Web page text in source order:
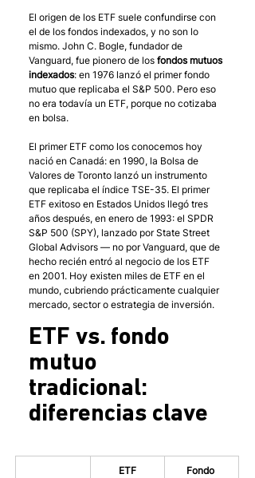
El origen de los ETF suele confundirse con
el de los fondos indexados, y no son lo
mismo. John C. Bogle, fundador de
Vanguard, fue pionero de los fondos mutuos
indexados: en 1976 lanzó el primer fondo
mutuo que replicaba el S&P 500. Pero eso
no era todavía un ETF, porque no cotizaba
en bolsa.
El primer ETF como los conocemos hoy
nació en Canadá: en 1990, la Bolsa de
Valores de Toronto lanzó un instrumento
que replicaba el índice TSE-35. El primer
ETF exitoso en Estados Unidos llegó tres
años después, en enero de 1993: el SPDR
S&P 500 (SPY), lanzado por State Street
Global Advisors — no por Vanguard, que de
hecho recién entró al negocio de los ETF
en 2001. Hoy existen miles de ETF en el
mundo, cubriendo prácticamente cualquier
mercado, sector o estrategia de inversión.
ETF vs. fondo
mutuo
tradicional:
diferencias clave
ETF
Fondo